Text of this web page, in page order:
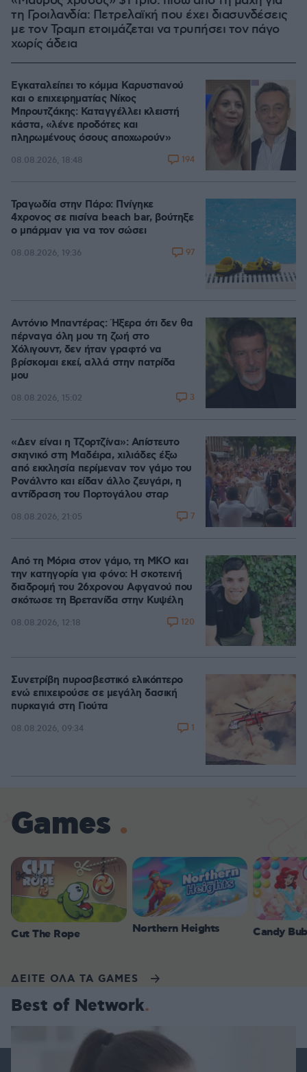
τη Γροιλανδία: Πετρελαϊκή που έχει διασυνδέσεις
με τον Τραμπ ετοιμάζεται να τρυπήσει τον πάγο
χωρίς άδεια
Εγκαταλείπει το κόμμα Καρυστιανού
και ο επιχειρηματίας Νίκος
Μπρουτζάκης: Καταγγέλλει κλειστή
κάστα, «λένε προδότες και
πληρωμένους όσους αποχωρούν»
08.08.2026, 18:48 194
Τραγωδία στην Πάρο: Πνίγηκε
4χρονος σε πισίνα beach bar, βούτηξε
ο μπάρμαν για να τον σώσει
08.08.2026, 19:36 97
Αντόνιο Μπαντέρας: Ήξερα ότι δεν θα
πέρναγα όλη μου τη ζωή στο
Χόλιγουντ, δεν ήταν γραφτό να
βρίσκομαι εκεί, αλλά στην πατρίδα
μου
08.08.2026, 15:02 3
«Δεν είναι η Τζορτζίνα»: Απίστευτο
σκηνικό στη Μαδέιρα, χιλιάδες έξω
από εκκλησία περίμεναν τον γάμο του
Ρονάλντο και είδαν άλλο ζευγάρι, η
αντίδραση του Πορτογάλου σταρ
08.08.2026, 21:05 7
Από τη Μόρια στον γάμο, τη ΜΚΟ και
την κατηγορία για φόνο: Η σκοτεινή
διαδρομή του 26χρονου Αφγανού που
σκότωσε τη Βρετανίδα στην Κυψέλη
08.08.2026, 12:18 120
Συνετρίβη πυροσβεστικό ελικόπτερο
ενώ επιχειρούσε σε μεγάλη δασική
πυρκαγιά στη Γιούτα
08.08.2026, 09:34 1
Games
Cut The Rope Northern Heights Candy
ΔΕΙΤΕ ΟΛΑ ΤΑ GAMES
Best of Network